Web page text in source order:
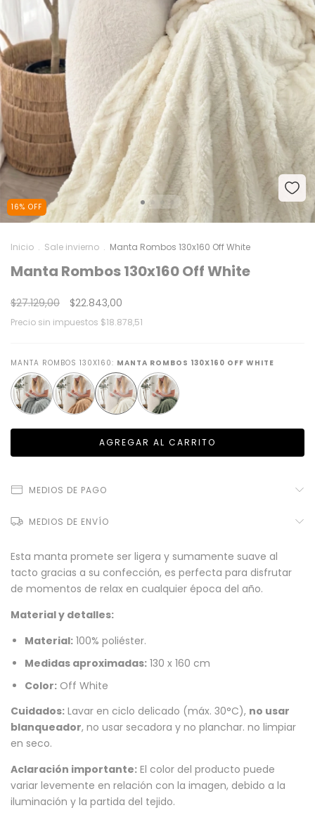
16% OFF
Inicio . Sale invierno . Manta Rombos 130x160 Off White
Manta Rombos 130x160 Off White
$27.129,00 $22.843,00
Precio sin impuestos $18.878,51
MANTA ROMBOS 130X160: MANTA ROMBOS 130X160 OFF WHITE
MEDIOS DE PAGO
MEDIOS DE ENVÍO
Esta manta promete ser ligera y sumamente suave al
tacto gracias a su confección, es perfecta para disfrutar
de momentos de relax en cualquier época del año.
Material y detalles:
Material: 100% poliéster.
Medidas aproximadas: 130 x 160 cm
Color: Off White
Cuidados: Lavar en ciclo delicado (máx. 30°C), no usar
blanqueador, no usar secadora y no planchar. no limpiar
en seco.
Aclaración importante: El color del producto puede
variar levemente en relación con la imagen, debido a la
iluminación y la partida del tejido.